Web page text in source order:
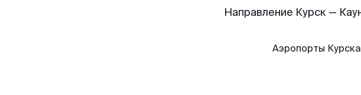
Направление Курск —
Аэропорты Курска